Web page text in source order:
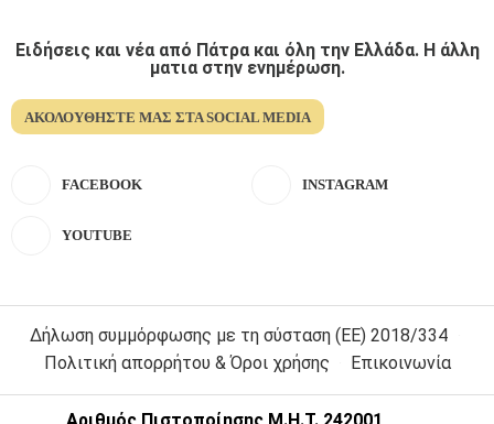
Ειδήσεις και νέα από Πάτρα και όλη την Ελλάδα. Η άλλη
ματια στην ενημέρωση.
ΑΚΟΛΟΥΘΉΣΤΕ ΜΑΣ ΣΤΑ SOCIAL MEDIA
FACEBOOK INSTAGRAM
YOUTUBE
Δήλωση συμμόρφωσης με τη σύσταση (ΕΕ) 2018/334
Πολιτική απορρήτου & Όροι χρήσης
Επικοινωνία